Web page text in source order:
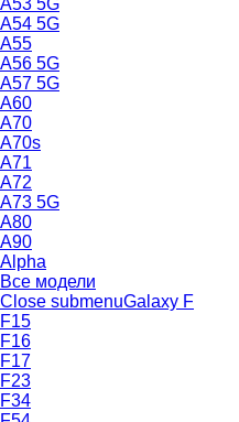
A53 5G
A54 5G
A55
A56 5G
A57 5G
A60
A70
A70s
A71
A72
A73 5G
A80
A90
Alpha
Все модели
Close submenuGalaxy F
F15
F16
F17
F23
F34